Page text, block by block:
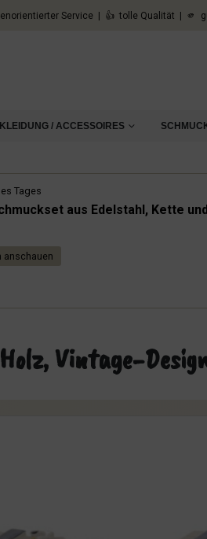
Service | 👍 tolle Qualität | 🫵
KLEIDUNG / ACCESSOIRES
Tages
aus Edelstahl, Kette
anschauen
Vintage-